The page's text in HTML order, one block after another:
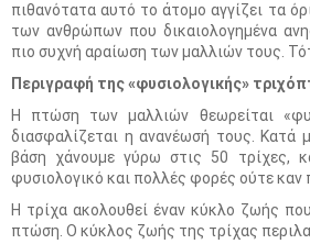
πιθανότατα αυτό το άτομο αγγίζει τα
των ανθρώπων που δικαιολογημένα
πιο συχνή αραίωση των μαλλιών τους.
Περιγραφή της «φυσιολογικής»
Η πτώση των μαλλιών θεωρείται
διασφαλίζεται η ανανέωσή τους. Κατά
βάση χάνουμε γύρω στις 50 τρίχες,
φυσιολογικό και πολλές φορές ούτε
Η τρίχα ακολουθεί έναν κύκλο ζωής
πτώση. Ο κύκλος ζωής της τρίχας